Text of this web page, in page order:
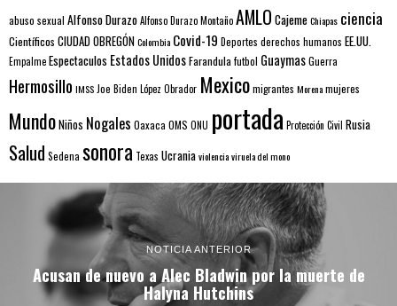
abuso sexual Alfonso DurazoAlfonso Durazo MontañoAMLO CajemeChiapas ciencia
Científicos CIUDAD OBREGÓNColombia Covid-19 Deportes derechos humanos EE.UU.
EmpalmeEspectaculos Estados UnidosFarandula futbol GuaymasGuerra
Hermosillo IMSS Joe Biden López Obrador Mexicomigrantes Morenamujeres
MundoNiños Nogales Oaxaca OMS ONU portada Protección Civil Rusia
Salud Sedena sonora Texas Ucraniaviolenciaviruela del mono
NOTICIA ANTERIOR
Acusan de nuevo a Alec Bladwin por la muerte de
Halyna Hutchins